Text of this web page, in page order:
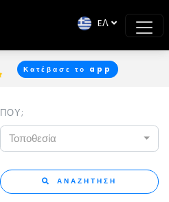
Κατέβασε το app
EΛ
ΠΟΥ;
Τοποθεσία
ΑΝΑΖΗΤΗΣΗ